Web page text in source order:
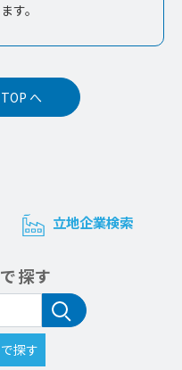
す。
へ
立地企業検索
探す